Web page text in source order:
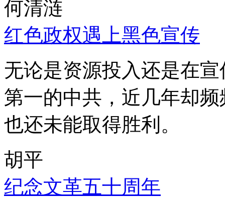
何清涟
红色政权遇上黑色宣传
无论是资源投入还是在
第一的中共，近几年却
也还未能取得胜利。
胡平
纪念文革五十周年